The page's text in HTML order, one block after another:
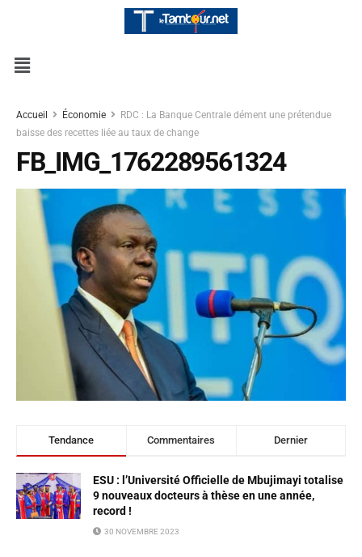
Accueil Économie
RDC : La Banque Centrale dément une prétendue
baisse des recettes liée au taux de change
FB_IMG_1762289561324
Tendance Commentaires Dernier
ESU : l’Université Officielle de Mbujimayi totalise
9 nouveaux docteurs à thèse en une année,
record !
30 NOVEMBRE 2023